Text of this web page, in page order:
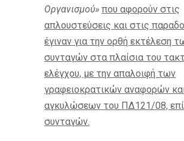
Οργανισμού» που αφορούν στις
απλουστεύσεις και στις
έγιναν για την ορθή εκτέλεση
συνταγών στα πλαίσια του
ελέγχου, με την απαλοιφή των
γραφειοκρατικών αναφορών
αγκυλώσεων του ΠΔ121/08,
συνταγών.